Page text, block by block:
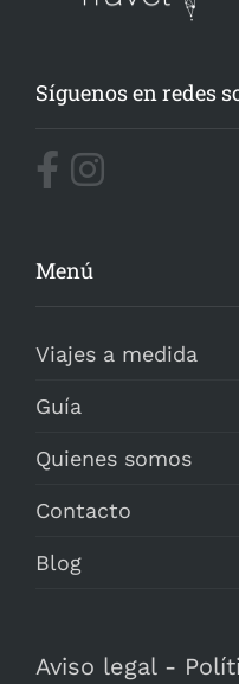
Síguenos en redes
Menú
Viajes a medida
Guía
Quienes somos
Contacto
Blog
Aviso legal-